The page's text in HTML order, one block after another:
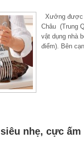
Xưởng được
Châu (Trung
vật dụng nhà
điểm). Bên
nhẹ, cực